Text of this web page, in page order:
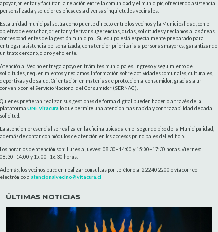
apoyar, orientar y facilitar la relación entre la comunidad y el municipio, ofreciendo asistencia
personalizada y soluciones eficaces a diversas inquietudes vecinales.
Esta unidad municipal actúa como puente directo entre los vecinos y la Municipalidad, con el
objetivo de escuchar, orientar y derivar sugerencias, dudas, solicitudes y reclamos a las áreas
correspondientes de la gestión municipal. Su equipo está especialmente preparado para
entregar asistencia personalizada, con atención prioritaria a personas mayores, garantizando
un trato cercano, claro y eficiente.
Atención al Vecino entrega apoyo en trámites municipales. Ingreso y seguimiento de
solicitudes, requerimientos y reclamos. Información sobre actividades comunales, culturales,
deportivas y de salud. Orientación en materias de protección al consumidor, gracias a un
convenio con el Servicio Nacional del Consumidor (SERNAC).
Quienes prefieran realizar sus gestiones de forma digital pueden hacerlo a través de la
plataforma UNE Vitacura lo que permite una atención más rápida y con trazabilidad de cada
solicitud.
La atención presencial se realiza en la oficina ubicada en el segundo piso de la Municipalidad,
además de contar con módulos de atención en los accesos principales del edificio.
Los horarios de atención son: Lunes a jueves: 08:30–14:00 y 15:00–17:30 horas. Viernes:
08:30–14:00 y 15:00–16:30 horas.
Además, los vecinos pueden realizar consultas por teléfono al 2 2240 2200 o vía correo
electrónico a atencionalvecino@vitacura.cl
ÚLTIMAS NOTICIAS